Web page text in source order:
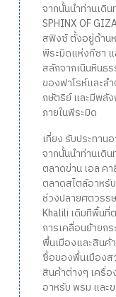
จากนั้นนำท่านเดิ
SPHINX OF
สฟิงซ์ ตั้งอยู่ด้าน
พีระมิดแห่งกีซา
สลักจากเนินหินธ
ของฟาโรห์และล
กษัตริย์ และมีพลั
ภายในพีระมิด
เที่ยง รับประทา
จากนั้นนำท่านเดิ
ตลาดข่าน เอล ค
ตลาดสไตล์อาหรั
ช่วงปลายศตวรร
Khalili เดิมทีพื้นที่
การเคลื่อนย้ายก
พื้นเมืองและสินค้
ซื้อของพื้นเมืองส
สินค้าต่างๆ เครื่
อาหรับ พรม และ